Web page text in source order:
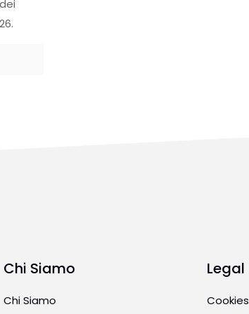
Chi Siamo
Chi Siamo
Legal
Cookies